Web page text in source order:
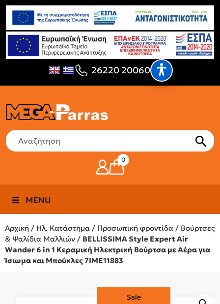
26220 20060
0
MENU
Αρχική / Ηλ. Κατάστημα / Προσωπική φροντίδα / Βούρτσες
& Ψαλίδια Μαλλιών / BELLISSIMA Style Expert Air
Wander 6 in 1 Κεραμική Ηλεκτρική Βούρτσα με Αέρα για
Ίσιωμα και Μπούκλες 7IME11883
Sale